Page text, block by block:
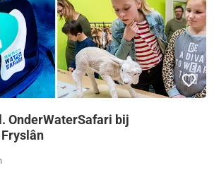
OnderWaterSafari bij